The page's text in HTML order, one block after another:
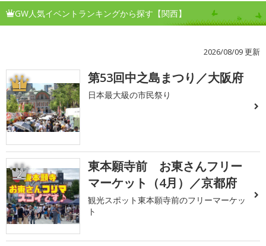
GW人気イベントランキングから探す【関西】
2026/08/09 更新
1 第53回中之島まつり／大阪府
日本最大級の市民祭り
2
東本願寺前 お東さんフリー
マーケット（4月）／京都府
観光スポット東本願寺前のフリーマーケッ
ト